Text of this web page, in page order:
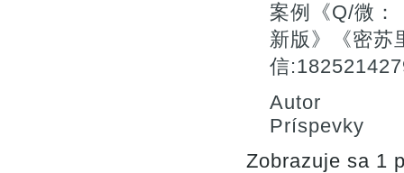
案例《Q/微
新版》《密苏
信
Autor
Príspevky
Zobrazuje sa 1